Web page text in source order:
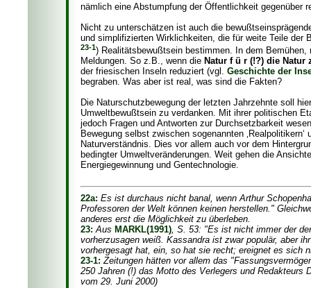
nämlich eine Abstumpfung der Öffentlichkeit gegenüber
Nicht zu unterschätzen ist auch die
und simplifizierten Wirklichkeiten, die für weite Teile der
23-1) Realitätsbewußtsein bestimmen. In dem
Meldungen. So z.B., wenn die Natur f ü r (!?) die Natur
der friesischen Inseln reduziert (vgl. Geschichte der
begraben. Was aber ist real, was sind die Fakten?
Die Naturschutzbewegung der letzten Jahrzehnte soll
Umweltbewußtsein zu verdanken. Mit ihrer politischen
jedoch Fragen und Antworten zur Durchsetzbarkeit
Bewegung selbst zwischen sogenannten
Naturverständnis. Dies vor allem auch vor dem
bedingter Umweltveränderungen. Weit gehen die
Energiegewinnung und Gentechnologie.
22a: Es ist durchaus nicht banal, wenn Arthur
Professoren der Welt können keinen herstellen."
anderes erst die Möglichkeit zu überleben.
23: Aus MARKL(1991), S. 53: "Es ist nicht immer der
vorherzusagen weiß. Kassandra ist zwar populär, aber
vorhergesagt hat, ein, so hat sie recht; ereignet es sich
23-1: Zeitungen hätten vor allem das
250 Jahren (!) das Motto des Verlegers und
vom 29. Juni 2000)